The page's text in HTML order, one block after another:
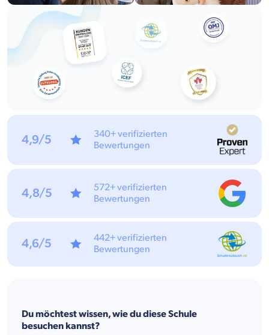
Du möchtest wissen, wie du diese Schule
besuchen kannst?
4,9/5
340+ verifizierten
Bewertungen
4,8/5
572+ verifizierten
Bewertungen
4,6/5
442+ verifizierten
Bewertungen